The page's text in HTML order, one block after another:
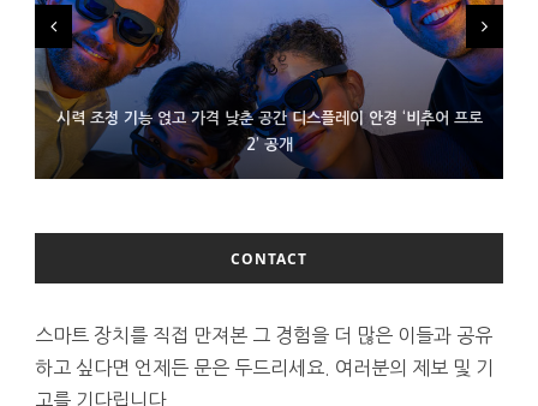
시력 조정 기능 얹고 가격 낮춘 공간 디스플레이 안경 ‘비추어 프로
2’ 공개
D램 부족에 10억달러어치 아이폰18 프로세서 패키징 대기 중
300~400달러 반지형 스피커 준비하는 오픈AI
CONTACT
스마트 장치를 직접 만져본 그 경험을 더 많은 이들과 공유
하고 싶다면 언제든 문은 두드리세요. 여러분의 제보 및 기
고를 기다립니다.